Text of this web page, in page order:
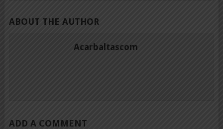
ABOUT THE AUTHOR
Acarbaltascom
ADD A COMMENT